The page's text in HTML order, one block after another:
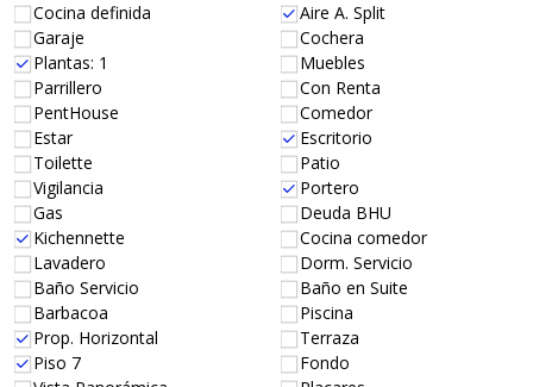
Cocina definida
Aire A. Split
Garaje
Cochera
Plantas: 1
Muebles
Parrillero
Con Renta
PentHouse
Comedor
Estar
Escritorio
Toilette
Patio
Vigilancia
Portero
Gas
Deuda BHU
Kichennette
Cocina comedor
Lavadero
Dorm. Servicio
Baño Servicio
Baño en Suite
Barbacoa
Piscina
Prop. Horizontal
Terraza
Piso 7
Fondo